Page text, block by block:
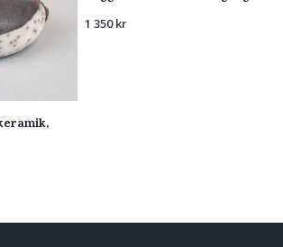
1 350kr